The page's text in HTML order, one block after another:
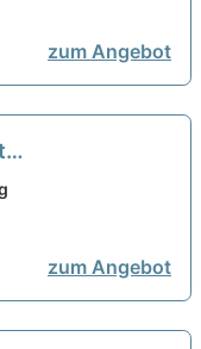
zum Angebot
zum Angebot